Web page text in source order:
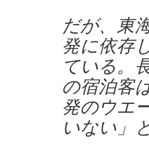
だが、東
発に依存
ている。
の宿泊客
発のウエ
いない」